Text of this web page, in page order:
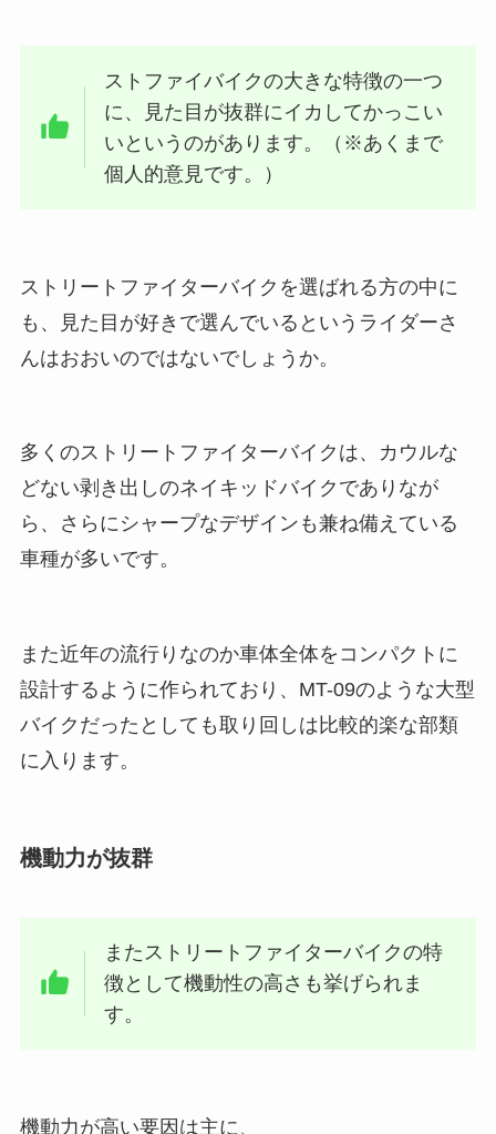
ストファイバイクの大きな特徴の一つ
に、見た目が抜群にイカしてかっこい
いというのがあります。（※あくまで
個人的意見です。）
ストリートファイターバイクを選ばれる方の中に
も、見た目が好きで選んでいるというライダーさ
んはおおいのではないでしょうか。
多くのストリートファイターバイクは、カウルな
どない剥き出しのネイキッドバイクでありなが
ら、さらにシャープなデザインも兼ね備えている
車種が多いです。
また近年の流行りなのか車体全体をコンパクトに
設計するように作られており、MT-09のような大型
バイクだったとしても取り回しは比較的楽な部類
に入ります。
機動力が抜群
またストリートファイターバイクの特
徴として機動性の高さも挙げられま
す。
機動力が高い要因は主に、